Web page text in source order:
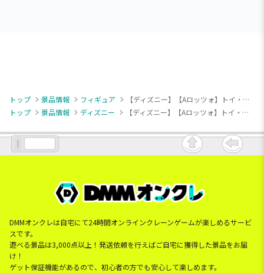
トップ 景品情報 フィギュア
【ディズニー】【Aロッツォ】トイ・ストーリー ミルキーボア フロッキーフィギュア～ロッツォ/エイリアン～
トップ
景品情報 ディズニー 【ディズニー】【Aロッツォ】トイ・ストーリー ミルキーボア フロッキーフィギュア～ロッツォ/エイリアン～
DMMオンクレは自宅にて24時間オンラインクレーンゲームが楽しめるサービ
スです。
遊べる景品は3,000点以上！発送依頼を行えばご自宅に獲得した景品をお届
け！
ゲット保証機能があるので、初心者の方でも安心して楽しめます。